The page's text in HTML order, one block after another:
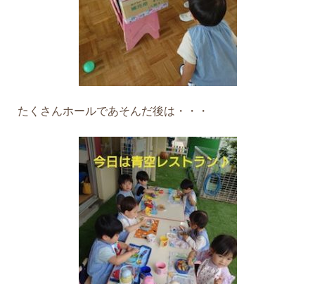
たくさんホールであそんだ後は・・・